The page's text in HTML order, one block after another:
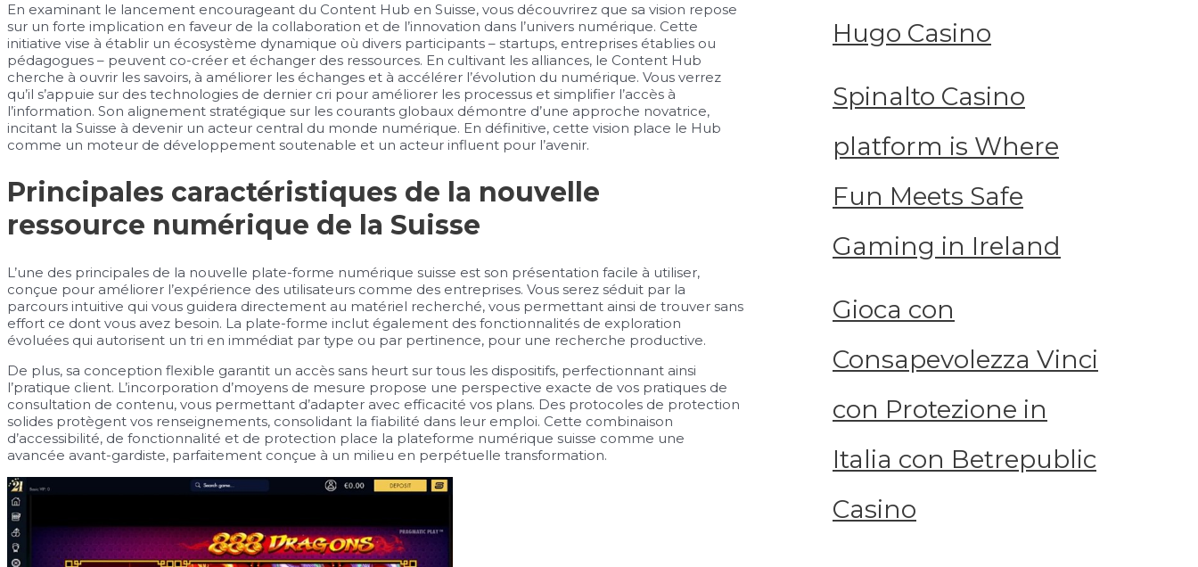
En examinant le lancement encourageant du Content Hub en Suisse, vous découvrirez que sa vision repose
sur un forte implication en faveur de la collaboration et de l’innovation dans l’univers numérique. Cette
initiative vise à établir un écosystème dynamique où divers participants – startups, entreprises établies ou
pédagogues – peuvent co-créer et échanger des ressources. En cultivant les alliances, le Content Hub
cherche à ouvrir les savoirs, à améliorer les échanges et à accélérer l’évolution du numérique. Vous verrez
qu’il s’appuie sur des technologies de dernier cri pour améliorer les processus et simplifier l’accès à
l’information. Son alignement stratégique sur les courants globaux démontre d’une approche novatrice,
incitant la Suisse à devenir un acteur central du monde numérique. En définitive, cette vision place le Hub
comme un moteur de développement soutenable et un acteur influent pour l’avenir.
Principales caractéristiques de la nouvelle
ressource numérique de la Suisse
L’une des principales de la nouvelle plate-forme numérique suisse est son présentation facile à utiliser,
conçue pour améliorer l’expérience des utilisateurs comme des entreprises. Vous serez séduit par la
parcours intuitive qui vous guidera directement au matériel recherché, vous permettant ainsi de trouver sans
effort ce dont vous avez besoin. La plate-forme inclut également des fonctionnalités de exploration
évoluées qui autorisent un tri en immédiat par type ou par pertinence, pour une recherche productive.
De plus, sa conception flexible garantit un accès sans heurt sur tous les dispositifs, perfectionnant ainsi
l’pratique client. L’incorporation d’moyens de mesure propose une perspective exacte de vos pratiques de
consultation de contenu, vous permettant d’adapter avec efficacité vos plans. Des protocoles de protection
solides protègent vos renseignements, consolidant la fiabilité dans leur emploi. Cette combinaison
d’accessibilité, de fonctionnalité et de protection place la plateforme numérique suisse comme une
avancée avant-gardiste, parfaitement conçue à un milieu en perpétuelle transformation.
Hugo Casino
Spinalto Casino
platform is Where
Fun Meets Safe
Gaming in Ireland
Gioca con
Consapevolezza Vinci
con Protezione in
Italia con Betrepublic
Casino